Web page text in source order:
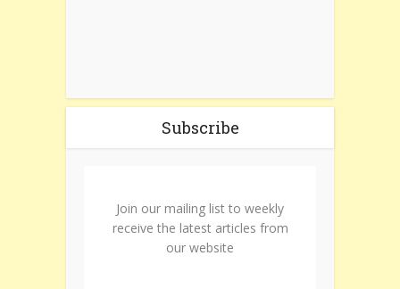
Subscribe
Join our mailing list to weekly
receive the latest articles from
our website